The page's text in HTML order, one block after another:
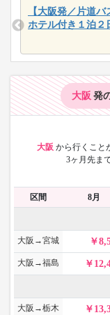
【大阪発／片道
ホテル付き１泊２
大阪 発
大阪 から行くこと
3ヶ月先ま
区間 8月
大阪→宮城
大阪→福島
大阪→栃木